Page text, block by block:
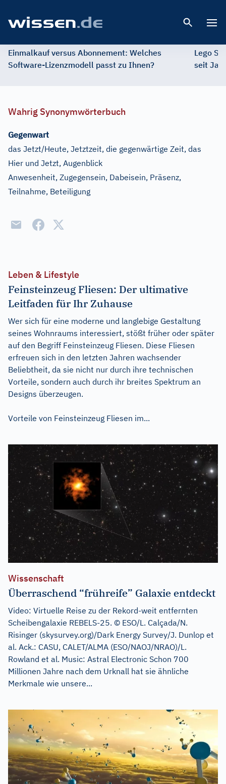
Einmalkauf versus Abonnement: Welches
Software-Lizenzmodell passt zu Ihnen?
Lego
seit
Wahrig Synonymwörterbuch
Gegenwart
das Jetzt/Heute, Jetztzeit, die gegenwärtige Zeit, das
Hier und Jetzt, Augenblick
Anwesenheit, Zugegensein, Dabeisein, Präsenz,
Teilnahme, Beteiligung
Leben & Lifestyle
Feinsteinzeug Fliesen: Der ultimative
Leitfaden für Ihr Zuhause
Wer sich für eine moderne und langlebige Gestaltung
seines Wohnraums interessiert, stößt früher oder später
auf den Begriff Feinsteinzeug Fliesen. Diese Fliesen
erfreuen sich in den letzten Jahren wachsender
Beliebtheit, da sie nicht nur durch ihre technischen
Vorteile, sondern auch durch ihr breites Spektrum an
Designs überzeugen.
Vorteile von Feinsteinzeug Fliesen im...
Wissenschaft
Überraschend “frühreife” Galaxie entdeckt
Video: Virtuelle Reise zu der Rekord-weit entfernten
Scheibengalaxie REBELS-25. © ESO/L. Calçada/N.
Risinger (skysurvey.org)/Dark Energy Survey/J. Dunlop et
al. Ack.: CASU, CALET/ALMA (ESO/NAOJ/NRAO)/L.
Rowland et al. Music: Astral Electronic Schon 700
Millionen Jahre nach dem Urknall hat sie ähnliche
Merkmale wie unsere...